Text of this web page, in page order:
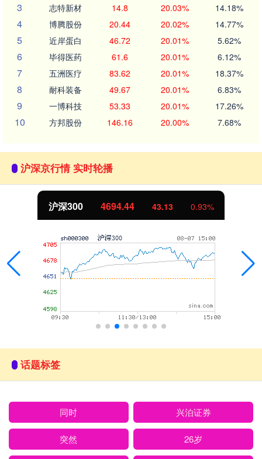
3 志特新材 14.8 20.03% 14.18%
4 博腾股份 20.44 20.02% 14.77%
5 近岸蛋白 46.72 20.01% 5.62%
6 毕得医药 61.6 20.01% 6.12%
7 五洲医疗 83.62 20.01% 18.37%
8 耐科装备 49.67 20.01% 6.83%
9 一博科技 53.33 20.01% 17.26%
10 方邦股份 146.16 20.00% 7.68%
沪深京行情 实时轮播
北证50 1134.24 11.37
话题标签
同时 兴泊证券
突然 26岁